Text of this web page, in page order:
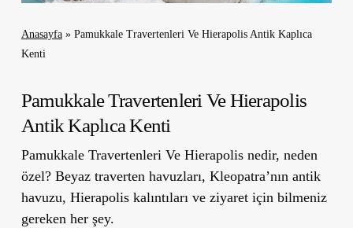
Anasayfa» Pamukkale Travertenleri Ve Hierapolis Antik Kaplıca
Kenti
Pamukkale Travertenleri Ve Hierapolis
Antik Kaplıca Kenti
Pamukkale Travertenleri Ve Hierapolis nedir, neden
özel? Beyaz traverten havuzları, Kleopatra’nın antik
havuzu, Hierapolis kalıntıları ve ziyaret için bilmeniz
gereken her şey.